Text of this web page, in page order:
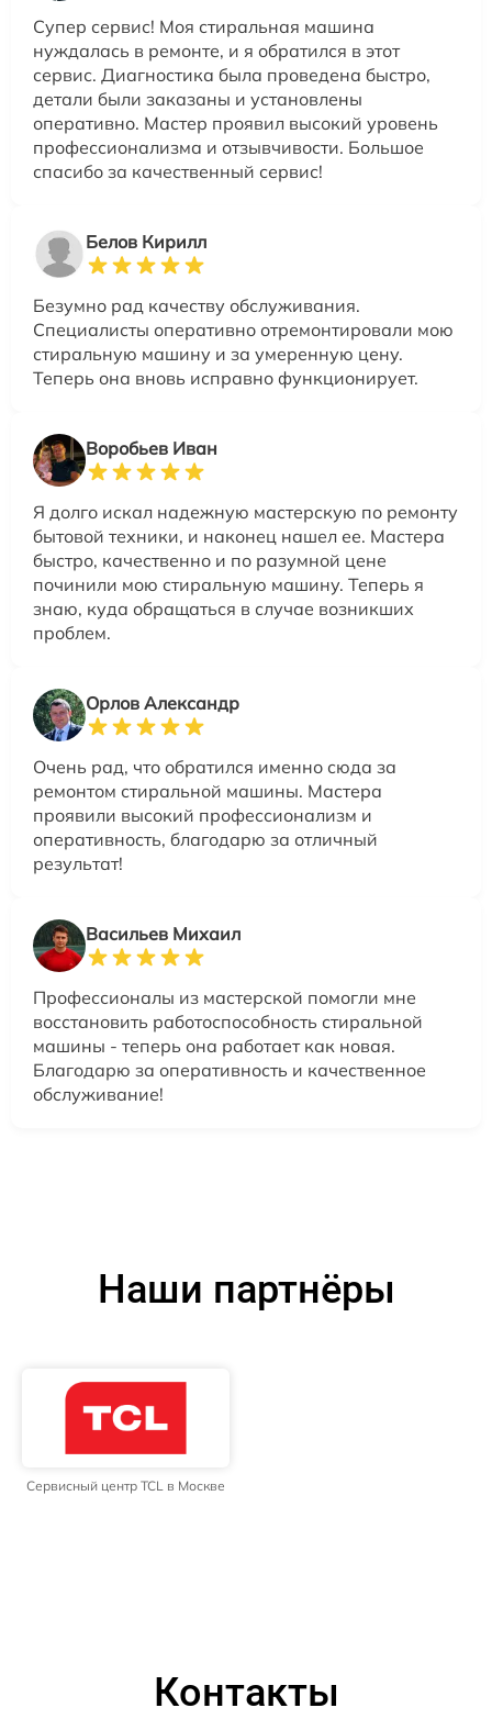
Супер сервис! Моя стиральная машина
нуждалась в ремонте, и я обратился в этот
сервис. Диагностика была проведена быстро,
детали были заказаны и установлены
оперативно. Мастер проявил высокий уровень
профессионализма и отзывчивости. Большое
спасибо за качественный сервис!
Белов Кирилл
Безумно рад качеству обслуживания.
Специалисты оперативно отремонтировали мою
стиральную машину и за умеренную цену.
Теперь она вновь исправно функционирует.
Воробьев Иван
Я долго искал надежную мастерскую по ремонту
бытовой техники, и наконец нашел ее. Мастера
быстро, качественно и по разумной цене
починили мою стиральную машину. Теперь я
знаю, куда обращаться в случае возникших
проблем.
Орлов Александр
Очень рад, что обратился именно сюда за
ремонтом стиральной машины. Мастера
проявили высокий профессионализм и
оперативность, благодарю за отличный
результат!
Васильев Михаил
Профессионалы из мастерской помогли мне
восстановить работоспособность стиральной
машины - теперь она работает как новая.
Благодарю за оперативность и качественное
обслуживание!
Наши партнёры
Сервисный центр TCL в Москве
Контакты